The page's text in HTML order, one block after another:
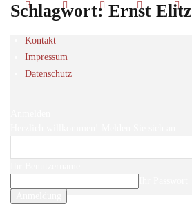
Kontakt
Impressum
Datenschutz
Schlagwort: Ernst Elitz